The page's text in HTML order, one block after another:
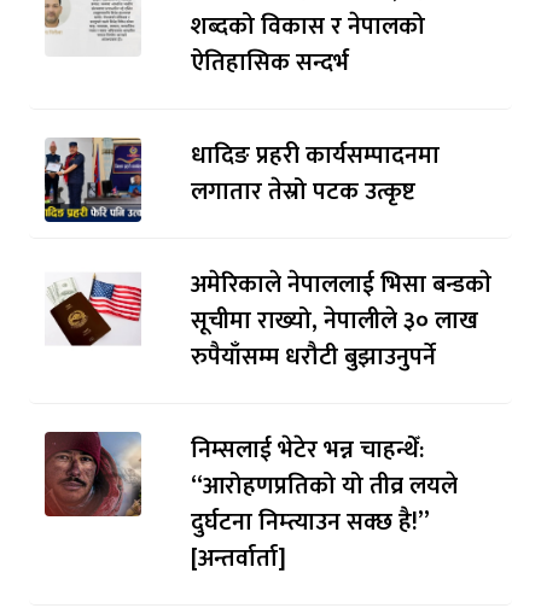
शब्दको विकास र नेपालको
ऐतिहासिक सन्दर्भ
धादिङ प्रहरी कार्यसम्पादनमा
लगातार तेस्रो पटक उत्कृष्ट
अमेरिकाले नेपाललाई भिसा बन्डकाे
सूचीमा राख्यो, नेपालीले ३० लाख
रुपैयाँसम्म धरौटी बुझाउनुपर्ने
निम्सलाई भेटेर भन्न चाहन्थेँ:
“आरोहणप्रतिको यो तीव्र लयले
दुर्घटना निम्त्याउन सक्छ है!”
[अन्तर्वार्ता]